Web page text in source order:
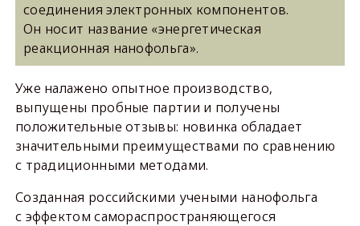
соединения электронных компонентов.
Он носит название «энергетическая
реакционная нанофольга».
Уже налажено опытное производство,
выпущены пробные партии и получены
положительные отзывы: новинка обладает
значительными преимуществами по сравнению
с традиционными методами.
Созданная российскими учеными нанофольга
с эффектом самораспространяющегося